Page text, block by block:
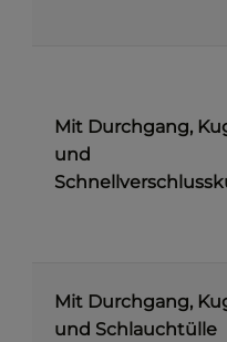
Mit Durchgang,
und
Mit Durchgang,
und Schlauchtülle